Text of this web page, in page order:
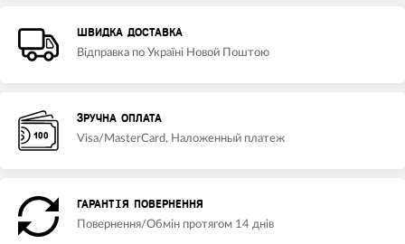
ШВИДКА ДОСТАВКА
Відправка по Україні Новой Поштою
ЗРУЧНА ОПЛАТА
Visa/MasterCard, Наложенный платеж
ГАРАНТІЯ ПОВЕРНЕННЯ
Повернення/Обмін протягом 14 днів